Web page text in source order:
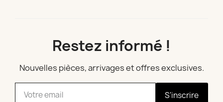
Restez informé !
Nouvelles pièces, arrivages et offres exclusives.
S'inscrire